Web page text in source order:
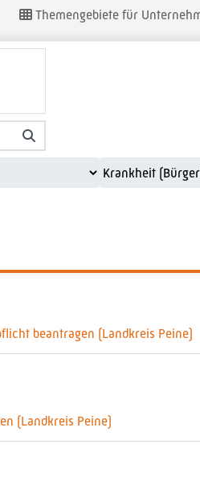
Themengebiete für
beantragen (Landkreis Peine)
(Landkreis Peine)